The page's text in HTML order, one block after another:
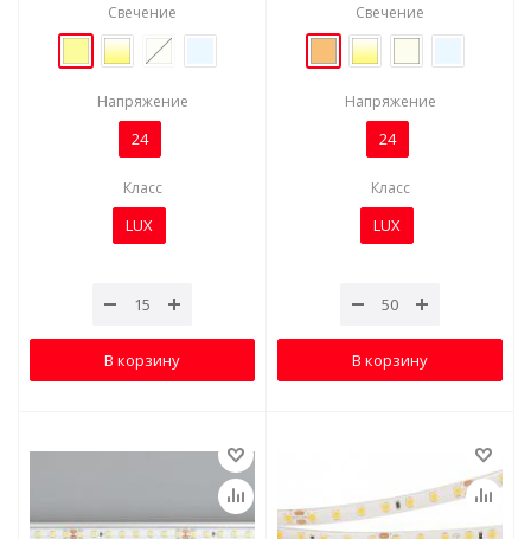
Свечение
Напряжение
24
Класс
LUX
В корзину
Свечение
Напряжение
24
Класс
LUX
В корзину